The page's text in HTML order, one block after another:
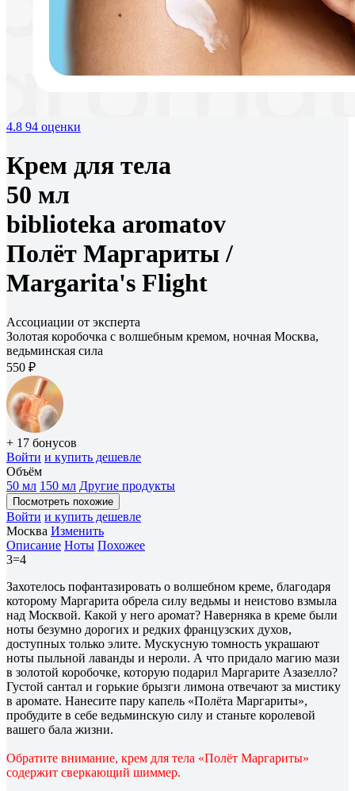
4.8 94 оценки
Крем для тела
50 мл
biblioteka aromatov
Полёт Маргариты /
Margarita's Flight
Ассоциации от эксперта
Золотая коробочка с волшебным кремом, ночная Москва,
ведьминская сила
550 ₽
+ 17 бонусов
Войти и купить дешевле
Объём
50 мл 150 мл Другие продукты
Посмотреть похожие
Войти и купить дешевле
Москва Изменить
Описание Ноты Похожее
3=4
Захотелось пофантазировать о волшебном креме, благодаря
которому Маргарита обрела силу ведьмы и неистово взмыла
над Москвой. Какой у него аромат? Наверняка в креме были
ноты безумно дорогих и редких французских духов,
доступных только элите. Мускусную томность украшают
ноты пыльной лаванды и нероли. А что придало магию мази
в золотой коробочке, которую подарил Маргарите Азазелло?
Густой сантал и горькие брызги лимона отвечают за мистику
в аромате. Нанесите пару капель «Полёта Маргариты»,
пробудите в себе ведьминскую силу и станьте королевой
вашего бала жизни.
Обратите внимание, крем для тела «Полёт Маргариты»
содержит сверкающий шиммер.